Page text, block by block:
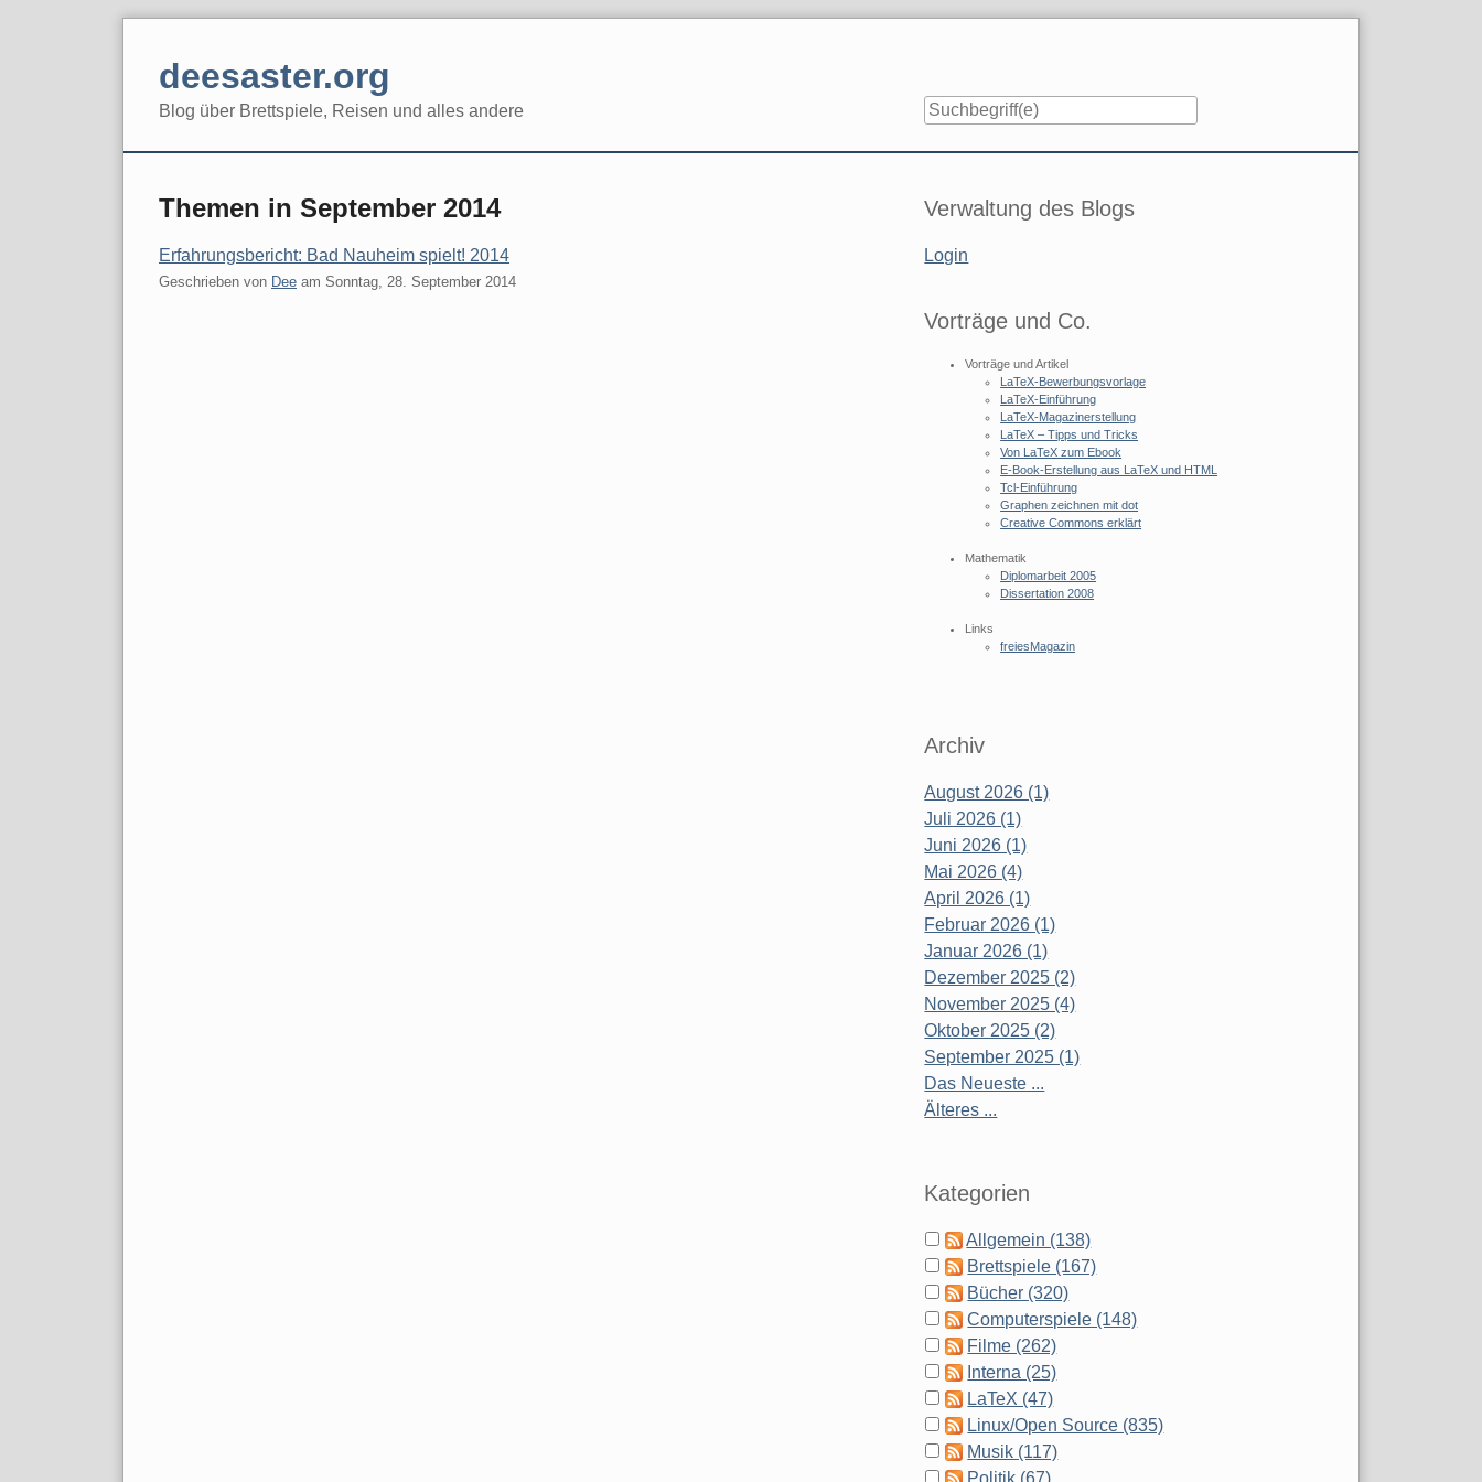
deesaster.org
Blog über Brettspiele, Reisen und alles andere
Themen in September 2014
Erfahrungsbericht: Bad Nauheim spielt! 2014
Geschrieben von Dee am Sonntag, 28. September 2014
Seitenleiste
Verwaltung des Blogs
Login
Vorträge und Co.
Vorträge und Artikel
LaTeX-Bewerbungsvorlage
LaTeX-Einführung
LaTeX-Magazinerstellung
LaTeX – Tipps und Tricks
Von LaTeX zum Ebook
E-Book-Erstellung aus LaTeX und HTML
Tcl-Einführung
Graphen zeichnen mit dot
Creative Commons erklärt
Mathematik
Diplomarbeit 2005
Dissertation 2008
Links
freiesMagazin
Archiv
August 2026 (1)
Juli 2026 (1)
Juni 2026 (1)
Mai 2026 (4)
April 2026 (1)
Februar 2026 (1)
Januar 2026 (1)
Dezember 2025 (2)
November 2025 (4)
Oktober 2025 (2)
September 2025 (1)
Das Neueste ...
Älteres ...
Kategorien
Allgemein (138)
Brettspiele (167)
Bücher (320)
Computerspiele (148)
Filme (262)
Interna (25)
LaTeX (47)
Linux/Open Source (835)
Musik (117)
Politik (67)